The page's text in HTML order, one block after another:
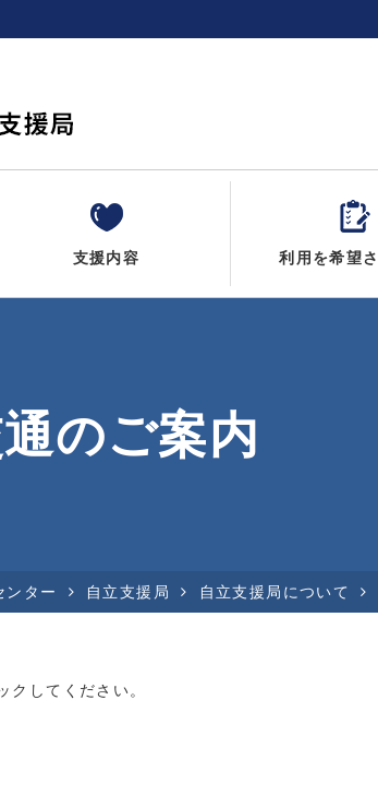
支援内容 利用を希望
のご案内
ンター 自立支援局 自立支援局について
クしてください。